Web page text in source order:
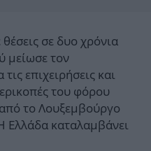
σε δυο χρόνια
μείωσε τον
επιχειρήσεις και
του φόρου
το Λουξεμβούργο
Ελλάδα καταλαμβάνει